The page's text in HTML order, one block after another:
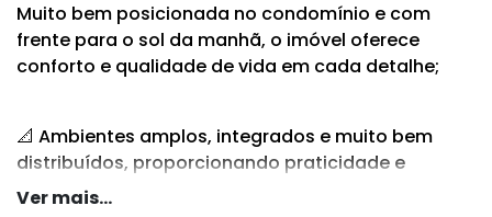
Muito bem posicionada no condomínio e com
frente para o sol da manhã, o imóvel oferece
conforto e qualidade de vida em cada detalhe;
📐 Ambientes amplos, integrados e muito bem
distribuídos, proporcionando praticidade e
convivência harmoniosa para toda a família.
Ver mais...